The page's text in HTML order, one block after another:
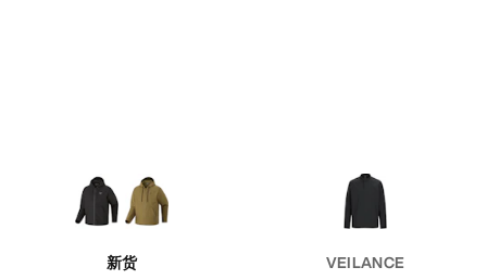
新货 VEILANCE